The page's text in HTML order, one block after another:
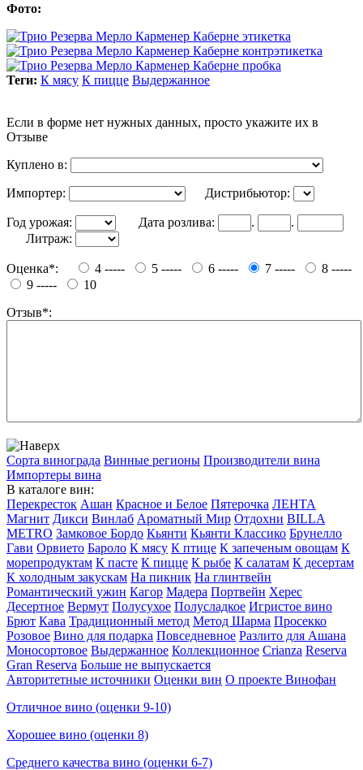
Фото:
Теги: К мясу К пицце Выдержанное
Если в форме нет нужных данных, просто укажите их в
Отзыве
Куплено в:
Импортер: Дистрибьютор:
Год урожая: Дата розлива: .
.
Литраж:
Оценка*: 4 ----- 5 ----- 6 ----- 7 -----
8 -----
9 -----
10
Отзыв*:
Сорта винограда Винные регионы Производители вина
Импортеры вина
В каталоге вин:
Перекресток Ашан Красное и Белое Пятерочка ЛЕНТА
Магнит Дикси Винлаб Ароматный Мир Отдохни BILLA
METRO Замковое Бордо Кьянти Кьянти Классико Брунелло
Гави Орвието Бароло К мясу К птице К запеченым овощам К
морепродуктам К пасте К пицце К рыбе К салатам К десертам
К холодным закускам На пикник На глинтвейн
Романтический ужин Кагор Мадера Портвейн Херес
Десертное Вермут Полусухое Полусладкое Игристое вино
Брют Кава Традиционный метод Метод Шарма Просекко
Розовое Вино для подарка Повседневное Разлито для Ашана
Моносортовое Выдержанное Коллекционное Crianza Reserva
Gran Reserva Больше не выпускается
Авторитетные источники Оценки вин О проекте Винофан
Отличное вино (оценки 9-10)
Хорошее вино (оценки 8)
Среднего качества вино (оценки 6-7)